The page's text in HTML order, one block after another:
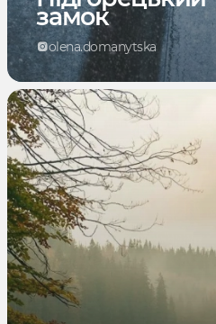
замок
olena.domanytska